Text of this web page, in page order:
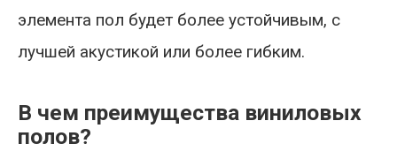
элемента пол будет более устойчивым, с
лучшей акустикой или более гибким.
В чем преимущества виниловых
полов?